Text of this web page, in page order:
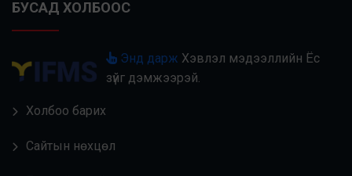
БУСАД ХОЛБООС
Энд дарж Хэвлэл мэдээллийн Ёс
зүйг дэмжээрэй.
Холбоо барих
Сайтын нөхцөл